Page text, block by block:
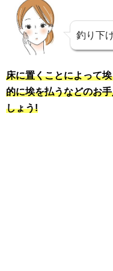
釣り下
床に置くことによって
的に埃を払うなどのお
しょう!